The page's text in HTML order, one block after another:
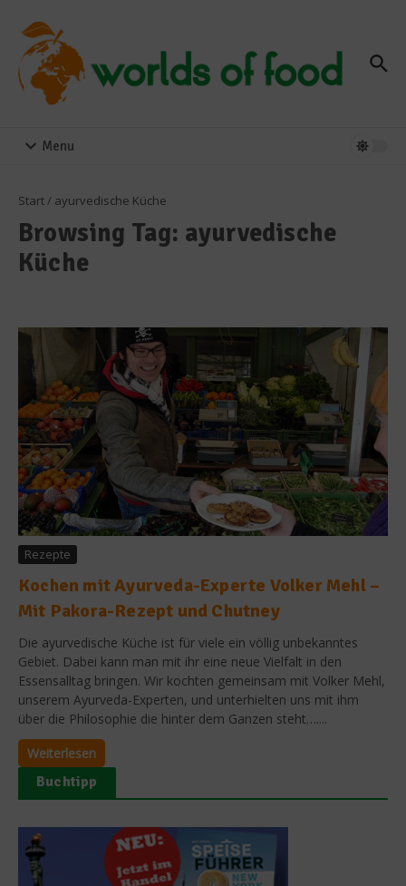
Menu
Start/ ayurvedische Küche
Browsing Tag: ayurvedische
Küche
Rezepte
Kochen mit Ayurveda-Experte Volker Mehl –
Mit Pakora-Rezept und Chutney
Die ayurvedische Küche ist für viele ein völlig unbekanntes
Gebiet. Dabei kann man mit ihr eine neue Vielfalt in den
Essensalltag bringen. Wir kochten gemeinsam mit Volker Mehl,
unserem Ayurveda-Experten, und unterhielten uns mit ihm
über die Philosophie die hinter dem Ganzen steht…....
Weiterlesen
Buchtipp